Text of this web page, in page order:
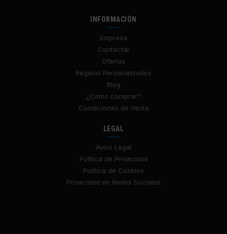
INFORMACIÓN
Empresa
Contactar
Ofertas
Regalos Personalizados
Blog
¿Cómo comprar?
Condiciones de Venta
LEGAL
Aviso Legal
Política de Privacidad
Política de Cookies
Privacidad en Redes Sociales